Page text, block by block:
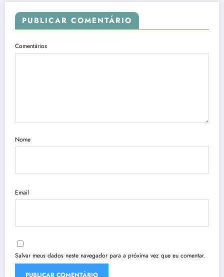
PUBLICAR COMENTÁRIO
Comentários
Nome
Email
Salvar meus dados neste navegador para a próxima vez que eu comentar.